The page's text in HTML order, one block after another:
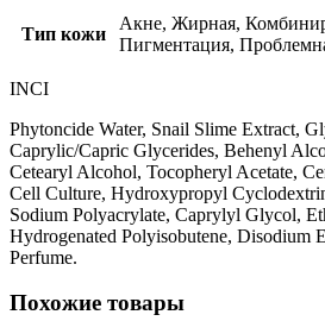
Тип кожи
Акне, Жирная,
Пигментация,
INCI
Phytoncide Water, Snail Slime Extract,
Caprylic/Capric Glycerides, Behenyl
Cetearyl Alcohol, Tocopheryl Acetate,
Cell Culture, Hydroxypropyl
Sodium Polyacrylate, Caprylyl Glycol,
Hydrogenated Polyisobutene, Disodium
Perfume.
Похожие товары